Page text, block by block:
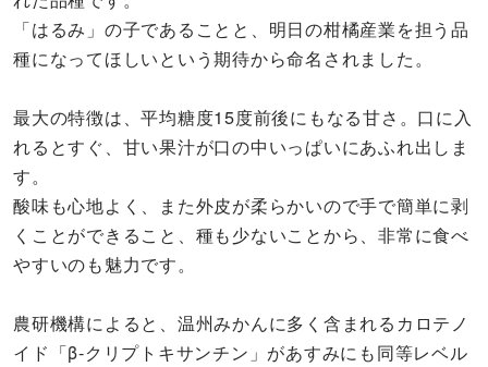
「はるみ」の子であることと、明日の柑橘産業を担う品
種になってほしいという期待から命名されました。
最大の特徴は、平均糖度15度前後にもなる甘さ。口に入
れるとすぐ、甘い果汁が口の中いっぱいにあふれ出しま
す。
酸味も心地よく、また外皮が柔らかいので手で簡単に剥
くことができること、種も少ないことから、非常に食べ
やすいのも魅力です。
農研機構によると、温州みかんに多く含まれるカロテノ
イド「β-クリプトキサンチン」があすみにも同等レベル